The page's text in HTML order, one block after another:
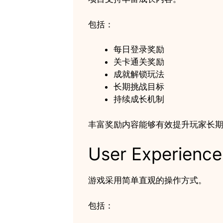
包括：
每日登录奖励
关卡通关奖励
成就解锁玩法
长期挑战目标
持续成长机制
丰富奖励内容能够有效提升玩家长期
User Experience
游戏采用简单直观的操作方式。
包括：